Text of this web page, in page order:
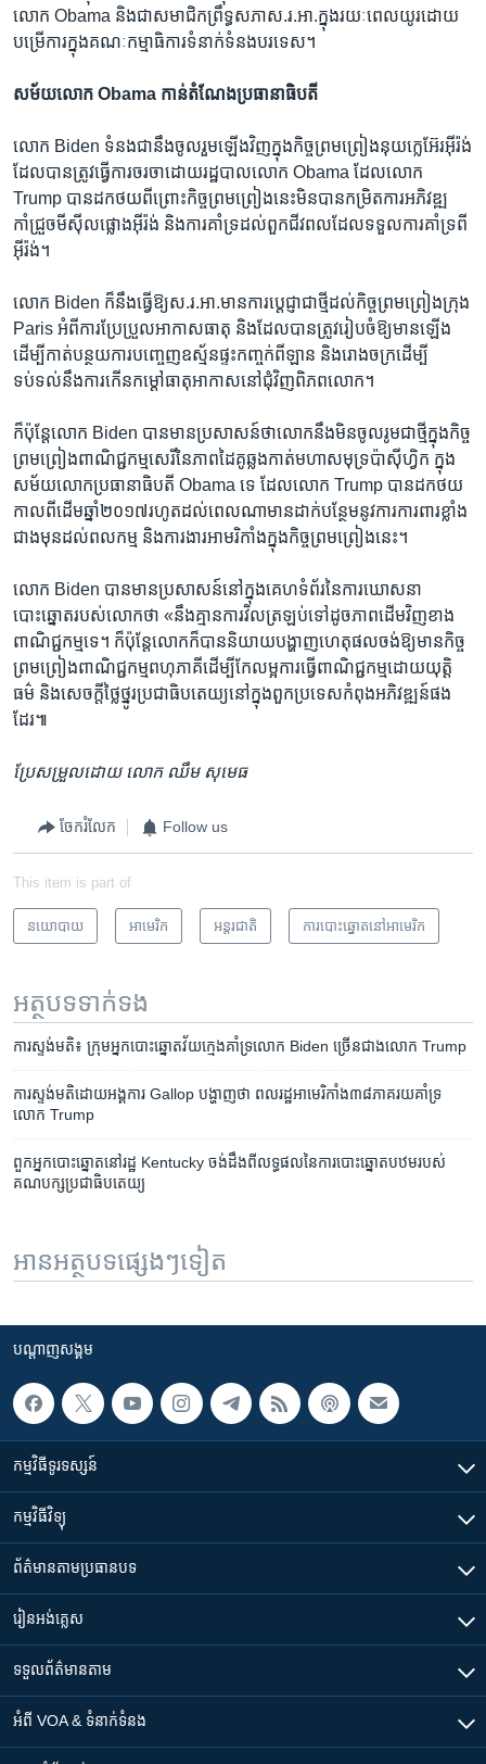
លោក​ Obama​ និង​ជា​សមាជិក​ព្រឹទ្ធ​សភា​ស.រ.អា.ក្នុង​រយៈពេល​យូរដោយ​
បម្រើការក្នុង​គណៈកម្មាធិការទំនាក់ទំនង​បរទេស។
សម័យ​លោក​ Obama ​កាន់​តំណែង​ប្រធានាធិបតី
លោក Biden ​ទំនង​ជា​នឹងចូល​រួម​ឡើង​វិញក្នុង​កិច្ចព្រមព្រៀងនុយក្លេអ៊ែរ​អ៊ីរ៉ង់​
ដែល​បាន​ត្រូវ​ធ្វើ​ការចរចា​ដោយរដ្ឋបាល​លោក​ ​Obama ដែល​លោក
Trump បាន​ដក​ថយ​ពីព្រោះ​កិច្ចព្រមព្រៀង​នេះ​មិន​បាន​កម្រិត​ការ​អភិវឌ្ឍ
កាំជ្រួច​មីស៊ីល​ផ្លោង​អ៊ីរ៉ង់​ និង​ការ​គាំទ្រ​ដល់​ពួក​ជីវពល​ដែល​ទទួល​ការគាំទ្រពី​
អ៊ីរ៉ង់។
លោក Biden ក៏​នឹងធ្វើ​ឱ្យ​ស.រ.អា.​មាន​ការ​ប្តេជ្ញា​ជា​ថ្មី​ដល់​កិច្ច​ព្រមព្រៀង​ក្រុង
Paris អំពី​ការ​ប្រែប្រួល​អាកាសធាតុ​ និង​ដែល​បាន​ត្រូវ​រៀបចំ​ឱ្យ​មាន​ឡើង​
ដើម្បីកាត់​បន្ថយការបញ្ចេញ​ឧស្ម័ន​ផ្ទះ​កញ្ចក់​ពី​ឡាន និង​រោងចក្រ​ដើម្បី​
ទប់ទល់​នឹង​ការ​កើន​កម្តៅ​ធាតុ​អាកាស​នៅ​ជុំ​វិញ​ពិភពលោក។
ក៏​ប៉ុន្តែ​លោក Biden បានមាន​ប្រសាសន៍​ថា​លោក​នឹង​មិន​ចូល​រូម​ជា​ថ្មី​ក្នុង​កិច្ច
ព្រមព្រៀងពាណិជ្ជកម្ម​សេរីនៃ​ភាព​ដៃ​គូឆ្លង​កាត់​មហា​សមុទ្រ​ប៉ាស៊ីហ្វិក​ ក្នុង​
សម័យ​លោក​ប្រធានាធិបតី ​Obama ​ទេ ​ដែល​លោក Trump បាន​ដក​ថយ​
កាលពី​ដើម​ឆ្នាំ២០១៧រហូត​ដល់​ពេល​ណា​មាន​ដាក់​បន្ថែម​នូវ​ការការពា​រខ្លាំង​
ជាង​មុន​ដល់​ពលកម្ម​ និង​ការងារ​អាមរិកាំង​ក្នុង​កិច្ចព្រមព្រៀង​នេះ។
លោក​ Biden បាន​មាន​ប្រសាសន៍​នៅ​ក្នុង​គេហទំព័រ​នៃ​ការ​ឃោសនា​
បោះឆ្នោត​របស់​លោក​ថា «នឹង​គ្មាន​ការ​វិលត្រឡប់​ទៅ​ដូច​ភាព​ដើម​វិញខាង​
ពាណិជ្ជកម្ម​ទេ។ ក៏ប៉ុន្តែ​លោក​ក៏​បាន​និយាយ​បង្ហាញ​ហេតុផល​ចង់​ឱ្យ​មាន​កិ​ច្ច
ព្រមព្រៀង​ពាណិជ្ជកម្ម​ពហុភាគីដើម្បី​កែលម្អការធ្វើពាណិជ្ជកម្មដោយ​យុត្តិ
ធម៌ និង​សេចក្តី​ថ្លៃថ្នូរប្រជាធិបតេយ្យនៅ​ក្នុង​ពួក​ប្រទេស​កំពុង​អភិវឌ្ឍន៍​ផង​
ដែរ៕
ប្រែ​សម្រួល​ដោយ លោក ឈឹម សុមេធ
ចែករំលែក Follow us
This item is part of
នយោបាយ អាមេរិក​ អន្តរជាតិ ការបោះឆ្នោតនៅអាមេរិក
អត្ថបទ​ទាក់ទង
ការ​ស្ទង់​មតិ៖ ក្រុម​អ្នក​បោះឆ្នោត​វ័យក្មេង​គាំទ្រ​លោក Biden ច្រើន​ជាង​លោក Trump
ការ​ស្ទង់​មតិ​ដោយ​អង្គការ​ Gallop ​បង្ហាញ​ថា​ ​ពលរដ្ឋ​អាមេរិកាំង​៣៨ភាគរយគាំទ្រ​
លោក​ ​Trump​
ពួក​អ្នក​បោះឆ្នោត​នៅ​រដ្ឋ Kentucky ចង់​ដឹង​ពី​លទ្ធផល​នៃ​ការ​បោះឆ្នោត​បឋម​របស់​
គណបក្ស​ប្រជាធិបតេយ្យ
អានអត្ថបទផ្សេងៗទៀត
បណ្តាញ​សង្គម
កម្មវិធី​ទូរទស្សន៍
កម្មវិធី​វិទ្យុ
ព័ត៌មាន​តាមប្រធានបទ​
រៀន​​អង់គ្លេស
ទទួល​ព័ត៌មាន​តាម
អំពី​ VOA & ទំនាក់ទំនង